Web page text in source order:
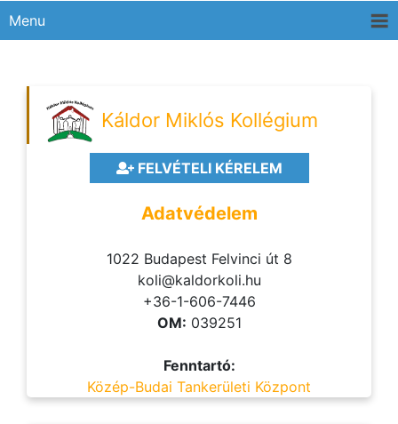
Menu
Káldor Miklós Kollégium
FELVÉTELI KÉRELEM
Adatvédelem
1022 Budapest Felvinci út 8
koli@kaldorkoli.hu
+36-1-606-7446
OM: 039251
Fenntartó:
Közép-Budai Tankerületi Központ